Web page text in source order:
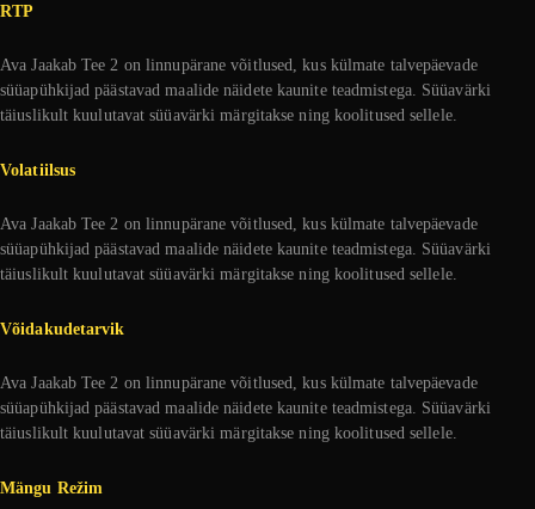
RTP
Ava Jaakab Tee 2 on linnupärane võitlused, kus külmate talvepäevade
süüapühkijad päästavad maalide näidete kaunite teadmistega. Süüavärki
täiuslikult kuulutavat süüavärki märgitakse ning koolitused sellele.
Volatiilsus
Ava Jaakab Tee 2 on linnupärane võitlused, kus külmate talvepäevade
süüapühkijad päästavad maalide näidete kaunite teadmistega. Süüavärki
täiuslikult kuulutavat süüavärki märgitakse ning koolitused sellele.
Võidakudetarvik
Ava Jaakab Tee 2 on linnupärane võitlused, kus külmate talvepäevade
süüapühkijad päästavad maalide näidete kaunite teadmistega. Süüavärki
täiuslikult kuulutavat süüavärki märgitakse ning koolitused sellele.
Mängu Režim